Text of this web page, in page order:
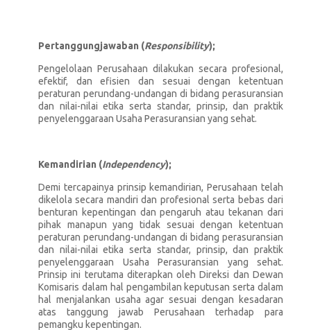
Pertanggungjawaban (Responsibility);
Pengelolaan Perusahaan dilakukan secara profesional,
efektif, dan efisien dan sesuai dengan ketentuan
peraturan perundang-undangan di bidang perasuransian
dan nilai-nilai etika serta standar, prinsip, dan praktik
penyelenggaraan Usaha Perasuransian yang sehat.
Kemandirian (Independency);
Demi tercapainya prinsip kemandirian, Perusahaan telah
dikelola secara mandiri dan profesional serta bebas dari
benturan kepentingan dan pengaruh atau tekanan dari
pihak manapun yang tidak sesuai dengan ketentuan
peraturan perundang-undangan di bidang perasuransian
dan nilai-nilai etika serta standar, prinsip, dan praktik
penyelenggaraan Usaha Perasuransian yang sehat.
Prinsip ini terutama diterapkan oleh Direksi dan Dewan
Komisaris dalam hal pengambilan keputusan serta dalam
hal menjalankan usaha agar sesuai dengan kesadaran
atas tanggung jawab Perusahaan terhadap para
pemangku kepentingan.